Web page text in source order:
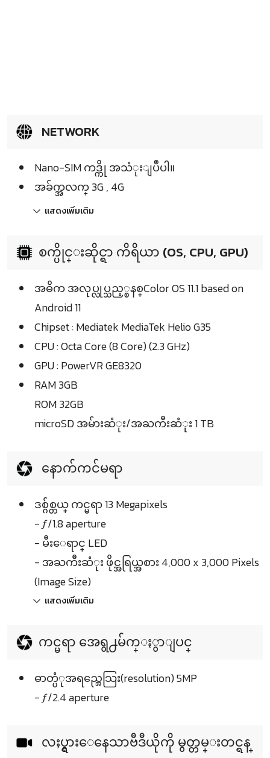
NETWORK
Nano-SIM ကဒ္ကို အသံုးျပဳပါ။
အခ်က္အလက္ 3G , 4G
แสดงเพิ่มเติม
စက္ပိုင္းဆိုင္ရာ ကိရိယာ (OS, CPU, GPU)
အဓိက အလုပ္လုပ္သည့္စနစ္Color OS 11.1 based on
Android 11
Chipset : Mediatek MediaTek Helio G35
CPU : Octa Core (8 Core) (2.3 GHz)
GPU : PowerVR GE8320
RAM 3GB
ROM 32GB
microSD အမ်ားဆံုး/အႀကီးဆံုး 1 TB
နောက်ကင်မရာ
ဒစ္ဂ်စ္တယ္ ကင္မရာ 13 Megapixels
- ƒ/1.8 aperture
- မီးေရာင္ LED
- အႀကီးဆံုး ဖိုင္အရြယ္အစား 4,000 x 3,000 Pixels
(Image Size)
แสดงเพิ่มเติม
ကင္မရာ အေရွ႕မ်က္ႏွာျပင္
ဓာတ္ပံုအရည္အေသြး(resolution) 5MP
- ƒ/2.4 aperture
လႈပ္ရွားေနေသာဗီဒီယိုကို မွတ္တမ္းတင္ရန္